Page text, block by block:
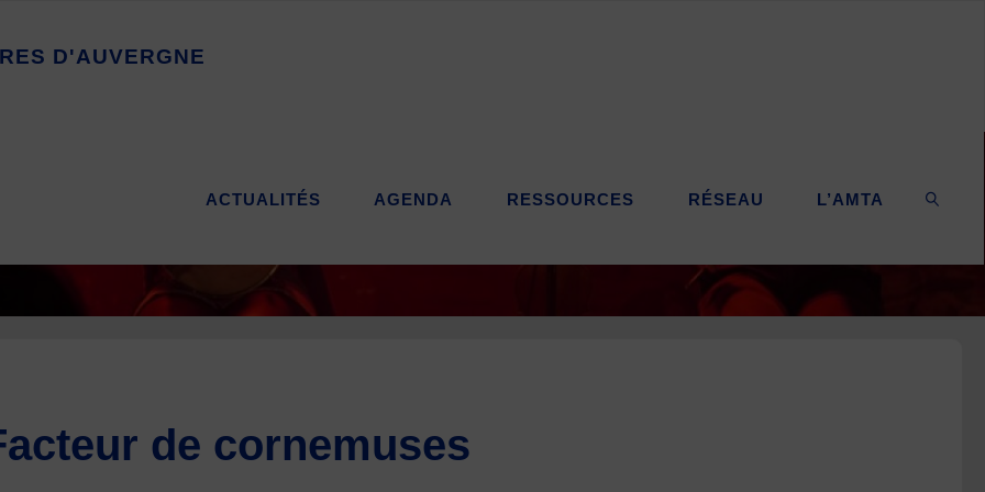
RES D'AUVERGNE
ACTUALITÉS AGENDA RESSOURCES RÉSEAU L’AMTA
de cornemuses